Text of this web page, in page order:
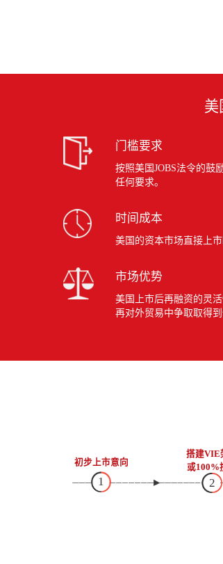
美
门槛要求
按照美国JOBS法令的鼓
任何要求。
时间成本
美国的资本市场直接上市
市场优势
美国上市后再融资的灵
再对外贸易中争取取得到
初步上市意向
1
搭建VIE
或100%
2